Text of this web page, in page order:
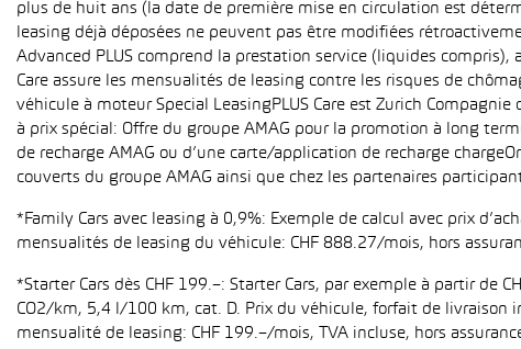
plus de huit ans (la date de première mise en circulation est
leasing déjà déposées ne peuvent pas être modifiées
Advanced PLUS comprend la prestation service (liquides
Care assure les mensualités de leasing contre les risques de
véhicule à moteur Special LeasingPLUS Care est Zurich Compagnie
à prix spécial: Offre du groupe AMAG pour la promotion à long
de recharge AMAG ou d’une carte/application de recharge
couverts du groupe AMAG ainsi que chez les partenaires
*Family Cars avec leasing à 0,9%: Exemple de calcul avec prix
mensualités de leasing du véhicule: CHF 888.27/mois, hors
*Starter Cars dès CHF 199.–: Starter Cars, par exemple à partir de
CO2/km, 5,4 l/100 km, cat. D. Prix du véhicule, forfait de livraison
mensualité de leasing: CHF 199.–/mois, TVA incluse, hors